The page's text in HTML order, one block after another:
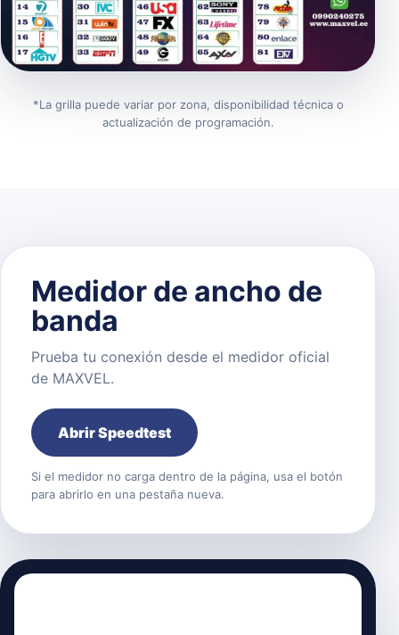
*La grilla puede variar por zona, disponibilidad técnica o
actualización de programación.
Medidor de ancho de
banda
Prueba tu conexión desde el medidor oficial
de MAXVEL.
Abrir Speedtest
Si el medidor no carga dentro de la página, usa el botón
para abrirlo en una pestaña nueva.